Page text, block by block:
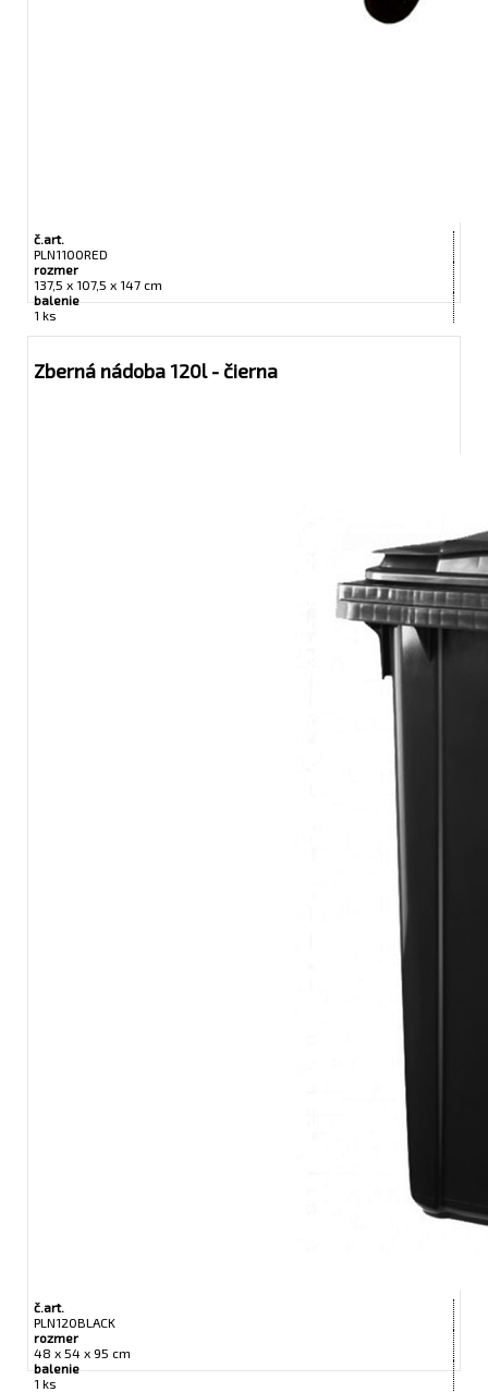
č.art.
PLN1100RED
rozmer
137,5 x 107,5 x 147 cm
balenie
1 ks
Zberná nádoba 120l - čierna
č.art.
PLN120BLACK
rozmer
48 x 54 x 95 cm
balenie
1 ks